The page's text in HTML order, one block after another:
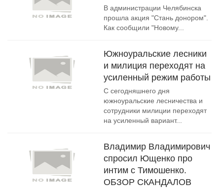
В администрации Челябинска
прошла акция "Стань донором".
Как сообщили "Новому...
Южноуральские лесники
и милиция переходят на
усиленный режим работы
С сегодняшнего дня
южноуральские лесничества и
сотрудники милиции переходят
на усиленный вариант...
Владимир Владимирович
спросил Ющенко про
интим с Тимошенко.
ОБЗОР СКАНДАЛОВ